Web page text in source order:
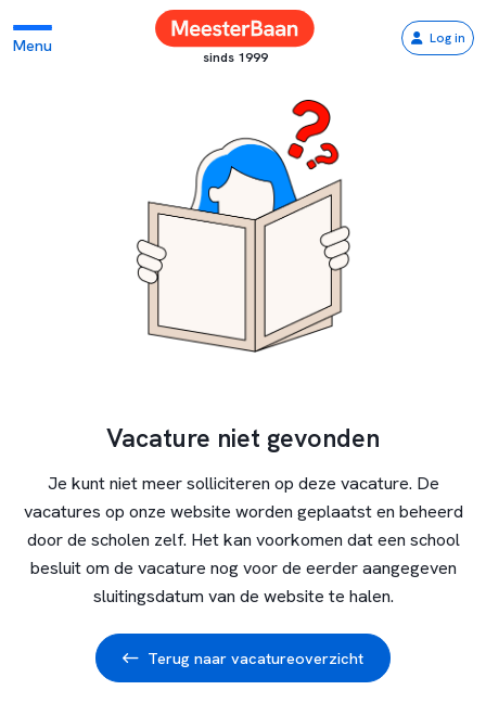
Menu
sinds 1999
Log in
Vacature niet gevonden
Je kunt niet meer solliciteren op deze vacature. De
vacatures op onze website worden geplaatst en beheerd
door de scholen zelf. Het kan voorkomen dat een school
besluit om de vacature nog voor de eerder aangegeven
sluitingsdatum van de website te halen.
Terug naar vacatureoverzicht